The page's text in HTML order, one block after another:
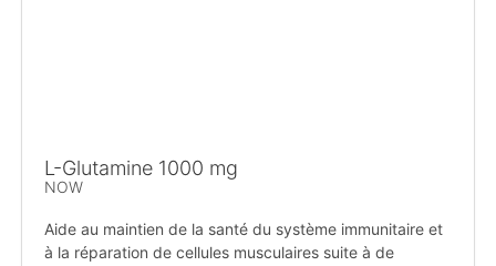
L-Glutamine 1000 mg
NOW
Aide au maintien de la santé du système immunitaire et
à la réparation de cellules musculaires suite à de